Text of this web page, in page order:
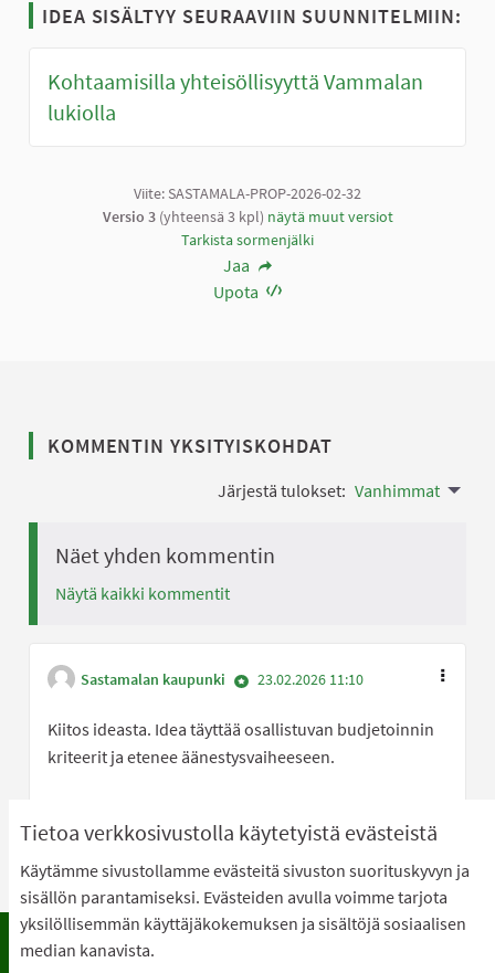
Tietoa verkkosivustolla käytetyistä evästeistä
Käytämme sivustollamme evästeitä sivuston suorituskyvyn ja
sisällön parantamiseksi. Evästeiden avulla voimme tarjota
yksilöllisemmän käyttäjäkokemuksen ja sisältöjä sosiaalisen
median kanavista.
IDEA SISÄLTYY SEURAAVIIN SUUNNITELMIIN:
Kohtaamisilla yhteisöllisyyttä Vammalan
lukiolla
Viite: SASTAMALA-PROP-2026-02-32
Versio 3(yhteensä 3 kpl) näytä muut versiot
Tarkista sormenjälki
Jaa
Upota
KOMMENTIN YKSITYISKOHDAT
Järjestä tulokset: Vanhimmat
Näet yhden kommentin
Näytä kaikki kommentit
Sastamalan kaupunki 23.02.2026 11:10
Kiitos ideasta. Idea täyttää osallistuvan budjetoinnin
kriteerit ja etenee äänestysvaiheeseen.
Olen samaa
0 Olen eri